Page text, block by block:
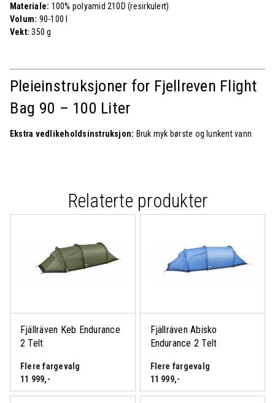
Materiale: 100% polyamid 210D (resirkulert)
Volum: 90-100 l
Vekt:350 g
Pleieinstruksjoner for Fjellreven Flight
Bag 90 – 100 Liter
Ekstra vedlikeholdsinstruksjon: Bruk myk børste og lunkent vann
Relaterte produkter
Fjällräven Keb Endurance
2 Telt
Flere fargevalg
11 999,-
Fjällräven Abisko
Endurance 2 Telt
Flere fargevalg
11 999,-